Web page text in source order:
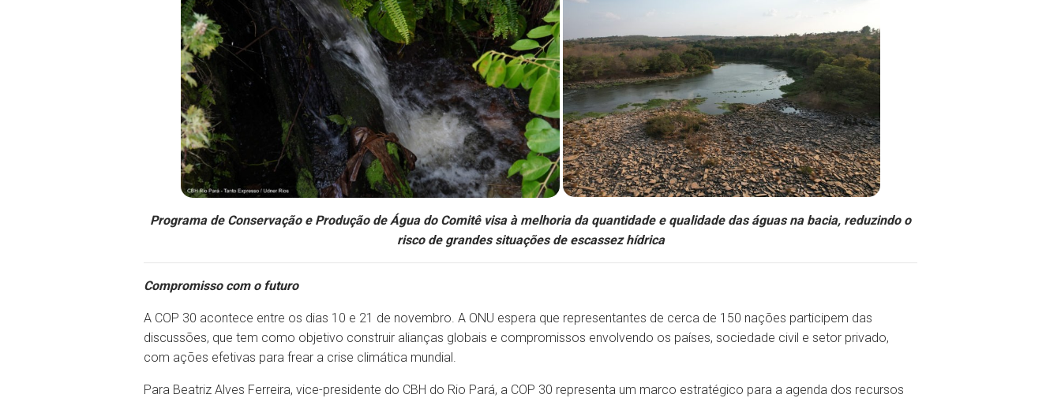
Programa de Conservação e Produção de Água do Comitê visa à melhoria da quantidade e qualidade das águas na bacia, reduzindo o
risco de grandes situações de escassez hídrica
Compromisso com o futuro
A COP 30 acontece entre os dias 10 e 21 de novembro. A ONU espera que representantes de cerca de 150 nações participem das
discussões, que tem como objetivo construir alianças globais e compromissos envolvendo os países, sociedade civil e setor privado,
com ações efetivas para frear a crise climática mundial.
Para Beatriz Alves Ferreira, vice-presidente do CBH do Rio Pará, a COP 30 representa um marco estratégico para a agenda dos recursos